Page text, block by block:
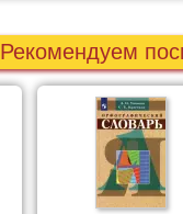
Рекомендуем